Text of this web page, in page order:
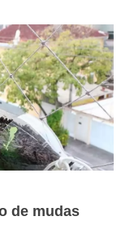
de mudas